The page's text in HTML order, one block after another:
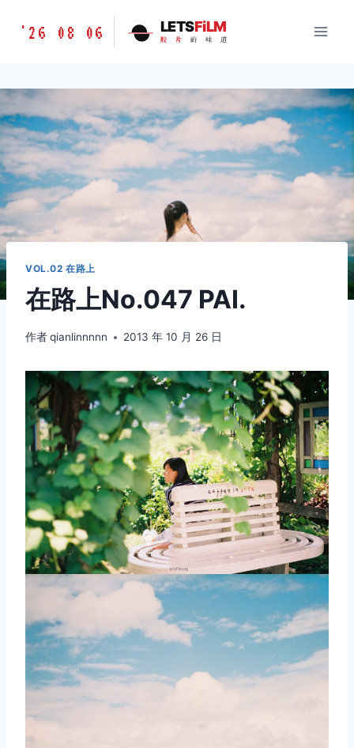
胶
味
道
LETSFILM
'26 08 06 LETSFiLM
胶 片 的 味 道
VOL.02 在路上
在路上No.047 PAI.
作者qianlinnnnn 2013 年 10 月 26 日